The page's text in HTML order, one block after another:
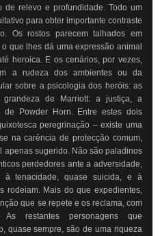
de relevo e profundidade. Todo um
para obter importante contraste
Os rostos parecem talhados em
que lhes dá uma expressão animal
heroica. E os cenários, por vezes,
a rudeza dos ambientes ou da
sobre a psicologia dos heróis: as
grandeza de Marriott: a justiça, a
de Powder Horn. Entre estes dois
peregrinação – existe uma
na carência de protecção comum,
apenas sugerido. Não são paladinos
perdedores ante a adversidade,
à tenacidade, quase suicida, e à
rodeiam. Mais do que expedientes,
que se repete e os reclama, com
As restantes personagens que
quase sempre, são de uma riqueza